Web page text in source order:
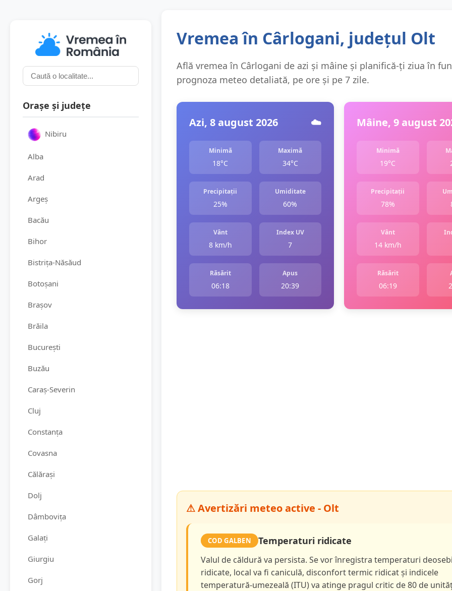
Orașe și județe
Nibiru
Alba
Arad
Argeș
Bacău
Bihor
Bistrița-Năsăud
Botoșani
Brașov
Brăila
București
Buzău
Caraș-Severin
Cluj
Constanța
Covasna
Călărași
Dolj
Dâmbovița
Galați
Giurgiu
Gorj
Vremea în Cârlogani, județul Olt
Află vremea în Cârlogani de azi și mâine și planifică-ți ziua în
prognoza meteo detaliată, pe ore și pe 7 zile.
Azi, 8 august 2026 ☁️
Minimă
18°C
Maximă
34°C
Precipitații
25%
Umiditate
60%
Vânt
8 km/h
Index UV
7
Răsărit
06:18
Apus
20:39
Mâine, 9 august
Minimă
19°C
Precipitații
78%
Vânt
14 km/h
Răsărit
06:19
⚠ Avertizări meteo active - Olt
COD GALBEN Temperaturi ridicate
Valul de căldură va persista. Se vor înregistra temperaturi
ridicate, local va fi caniculă, disconfort termic ridicat și indicele
temperatură-umezeală (ITU) va atinge pragul critic de 80 de